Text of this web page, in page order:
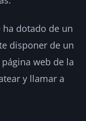
ha dotado de un
disponer de un
web de la
y llamar a